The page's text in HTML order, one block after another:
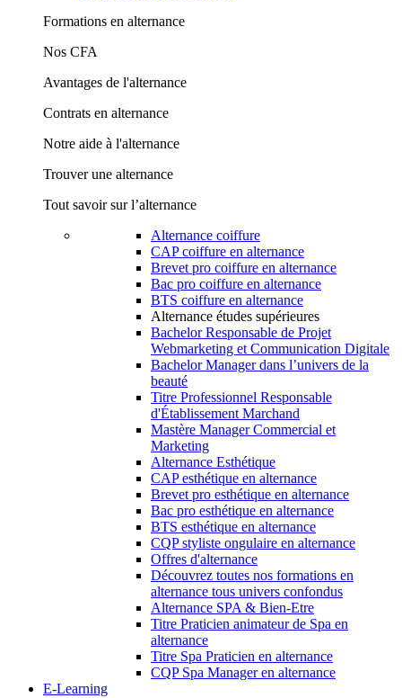
Formations en alternance
Nos CFA
Avantages de l'alternance
Contrats en alternance
Notre aide à l'alternance
Trouver une alternance
Tout savoir sur l’alternance
Alternance coiffure
CAP coiffure en alternance
Brevet pro coiffure en alternance
Bac pro coiffure en alternance
BTS coiffure en alternance
Alternance études supérieures
Bachelor Responsable de Projet
Webmarketing et Communication Digitale
Bachelor Manager dans l’univers de la
beauté
Titre Professionnel Responsable
d'Établissement Marchand
Mastère Manager Commercial et
Marketing
Alternance Esthétique
CAP esthétique en alternance
Brevet pro esthétique en alternance
Bac pro esthétique en alternance
BTS esthétique en alternance
CQP styliste ongulaire en alternance
Offres d'alternance
Découvrez toutes nos formations en
alternance tous univers confondus
Alternance SPA & Bien-Etre
Titre Praticien animateur de Spa en
alternance
Titre Spa Praticien en alternance
CQP Spa Manager en alternance
E-Learning